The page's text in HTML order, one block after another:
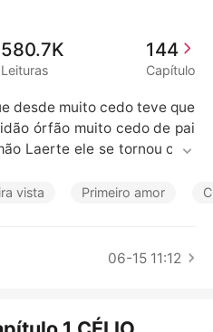
580.7K
Leituras
144
Capítulo
desde muito cedo teve que
órfão muito cedo de pai
Laerte ele se tornou o ho
e seu jeito frio de ser dificu
chamada Luna Marins uma
a sua vaga nesse e
vista Primeiro amor
06-15 11:12